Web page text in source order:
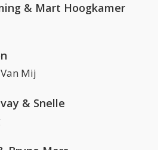
& Mart Hoogkamer
Mij
& Snelle